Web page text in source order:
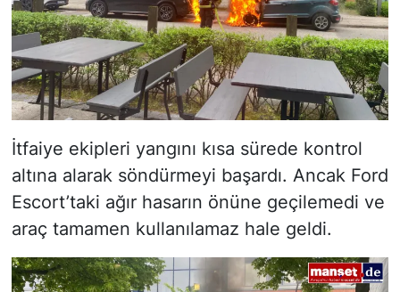
İtfaiye ekipleri yangını kısa sürede kontrol
altına alarak söndürmeyi başardı. Ancak Ford
Escort’taki ağır hasarın önüne geçilemedi ve
araç tamamen kullanılamaz hale geldi.